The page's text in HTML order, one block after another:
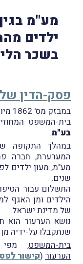
מע"מ
ילדים
בשכר
פסק-הדין
בית-המשפט
בע"מ.
המערערת, חברה
מע"מ, מעון ילדים
שנים.
התשלום עבוּר
הילדים ומן האגף
של מדינת ישראל.
נושא הערעור הוא
שנתקבלו על-ידיה
בית-המשפט,
הערעור (קישור